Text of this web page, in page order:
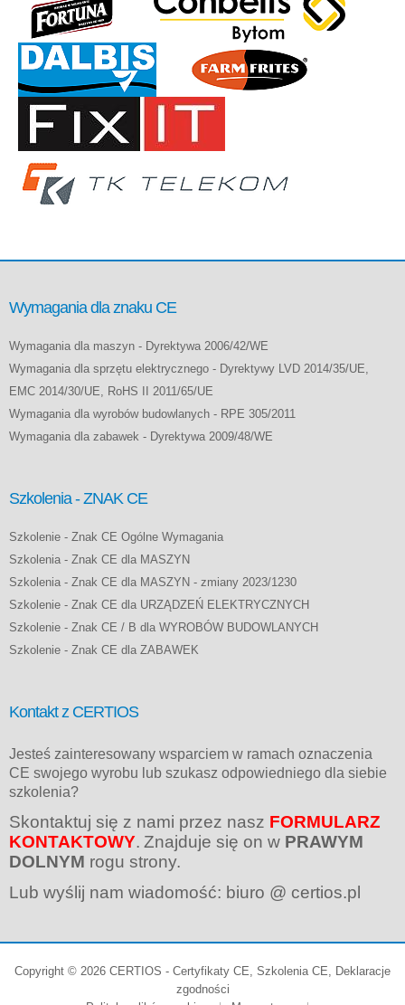
Wymagania dla znaku CE
Wymagania dla maszyn - Dyrektywa 2006/42/WE
Wymagania dla sprzętu elektrycznego - Dyrektywy LVD 2014/35/UE,
EMC 2014/30/UE, RoHS II 2011/65/UE
Wymagania dla wyrobów budowlanych - RPE 305/2011
Wymagania dla zabawek - Dyrektywa 2009/48/WE
Szkolenia - ZNAK CE
Szkolenie - Znak CE Ogólne Wymagania
Szkolenia - Znak CE dla MASZYN
Szkolenia - Znak CE dla MASZYN - zmiany 2023/1230
Szkolenie - Znak CE dla URZĄDZEŃ ELEKTRYCZNYCH
Szkolenie - Znak CE / B dla WYROBÓW BUDOWLANYCH
Szkolenie - Znak CE dla ZABAWEK
Kontakt z CERTIOS
Jesteś zainteresowany wsparciem w ramach oznaczenia
CE swojego wyrobu lub szukasz odpowiedniego dla siebie
szkolenia?
Skontaktuj się z nami przez nasz FORMULARZ
KONTAKTOWY. Znajduje się on w PRAWYM
DOLNYM rogu strony.
Lub wyślij nam wiadomość: biuro @ certios.pl
Copyright © 2026 CERTIOS - Certyfikaty CE, Szkolenia CE, Deklaracje
zgodności